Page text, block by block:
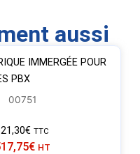
aussi
IMMERGÉE POUR
PBX
00751
€ TTC
€ HT